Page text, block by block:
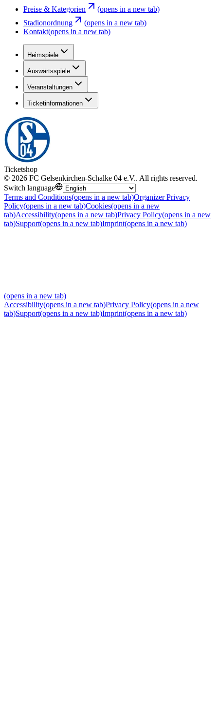
Preise & Kategorien
(opens in a new tab)
Stadionordnung
(opens in a new tab)
Kontakt(opens in a new tab)
Heimspiele
Auswärtsspiele
Veranstaltungen
Ticketinformationen
Ticketshop
© 2026 FC Gelsenkirchen-Schalke 04 e.V.. All rights reserved.
Switch language
Terms and Conditions(opens in a new tab)Organizer Privacy
Policy(opens in a new tab)Cookies(opens in a new
tab)Accessibility(opens in a new tab)Privacy Policy(opens in a new
tab)Support(opens in a new tab)Imprint(opens in a new tab)
(opens in a new tab)
Accessibility(opens in a new tab)Privacy Policy(opens in a new
tab)Support(opens in a new tab)Imprint(opens in a new tab)